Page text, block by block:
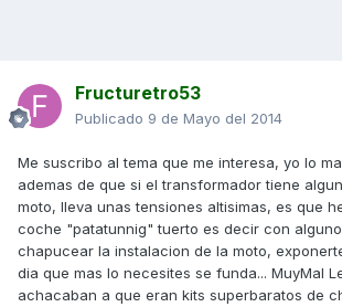
Fructuretro53
Publicado 9 de Mayo del 2014
Me suscribo al tema que me interesa, yo lo
ademas de que si el transformador tiene
moto, lleva unas tensiones altisimas, es que
coche "patatunnig" tuerto es decir con
chapucear la instalacion de la moto,
dia que mas lo necesites se funda... MuyMal
achacaban a que eran kits superbaratos de